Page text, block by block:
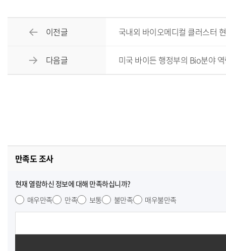
이전글 국내외 바이오메디컬 클러스터
다음글 미국 바이든 행정부의 Bio분야
만족도 조사
현재 열람하신 정보에 대해 만족하십니까?
매우만족
만족 보통 불만족 매우불만족